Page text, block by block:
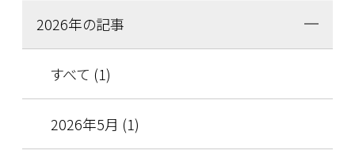
2026年の記事
すべて (1)
2026年5月 (1)